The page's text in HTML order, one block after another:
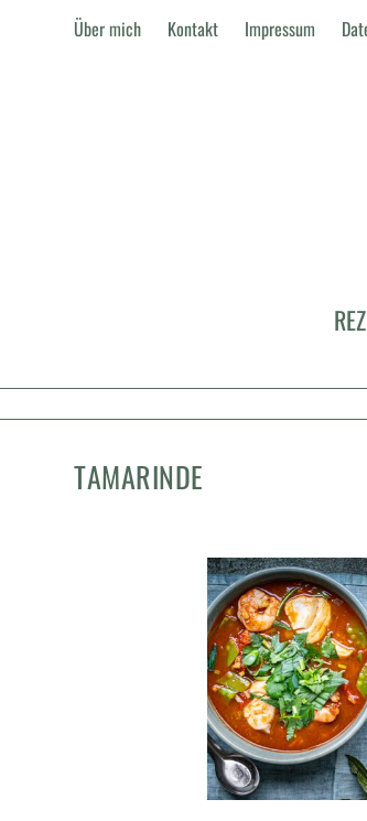
Über mich Kontakt Impressum
TAMARINDE